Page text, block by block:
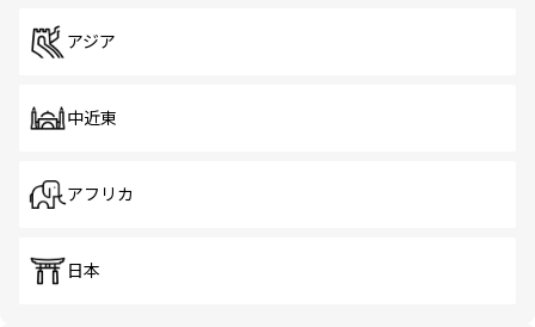
アジア
中近東
アフリカ
日本